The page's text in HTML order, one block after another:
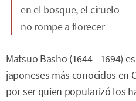
en el bosque, el ciruelo
no rompe a florecer
Matsuo Basho (1644 - 1694)
japoneses más conocidos en
por ser quien popularizó los